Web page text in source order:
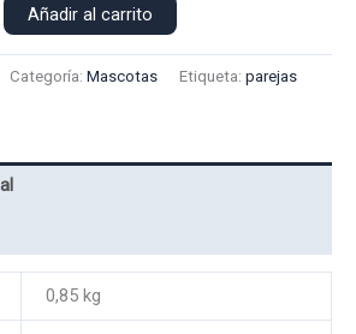
Añadir al carrito
Categoría: Mascotas Etiqueta: parejas
0,85 kg